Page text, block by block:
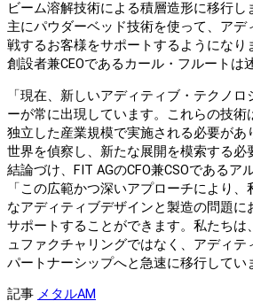
ビーム溶解技術による積層造形に移行し
主にパウダーベッド技術を使って、アデ
戦するお客様をサポートするようになり
創設者兼CEOであるカール・フルートは
「現在、新しいアディティブ・テクノ
ーが常に出現しています。これらの技術
独立した産業規模で実施される必要があ
世界を偵察し、新たな展開を模索する必
結論づけ、FIT AGのCFO兼CSOであるア
「この広範かつ深いアプローチにより
なアディティブデザインと製造の問題に
サポートすることができます。私たちは
ュファクチャリングではなく、アディテ
パートナーシップへと急速に移行してい
記事 メタルAM